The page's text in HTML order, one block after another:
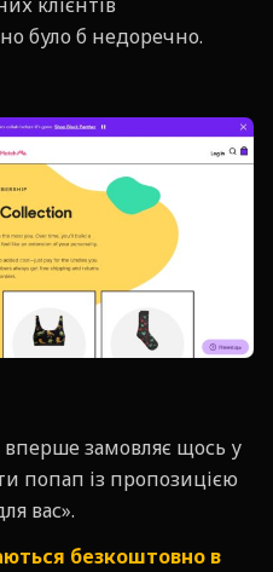
було б недоречно.
замовляє щось у
попап із пропозицією
вас».
безкоштовно в